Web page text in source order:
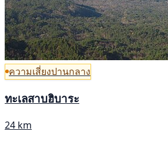
ความเสี่ยงปานกลาง
ทะเลสาบฮิบาระ
24 km